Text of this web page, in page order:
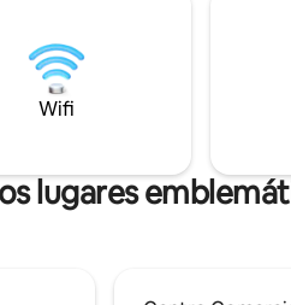
nube de Fuksas», al parque del
al Palazzo dello Sport, al Salone delle
Fontane, a la Basílica de San Pedro y
Pablo y al Palazzo della Civiltà Italiana.
Wifi
lugares